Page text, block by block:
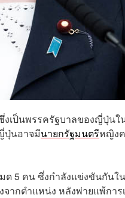
งเป็นพรรครัฐบาลของญี่ปุ่น
ปุ่นอาจมีนายกรัฐมนตรีหญิง
5 คน ซึ่งกำลังแข่งขันกันใ
ากตำแหน่ง หลังพ่ายแพ้การ